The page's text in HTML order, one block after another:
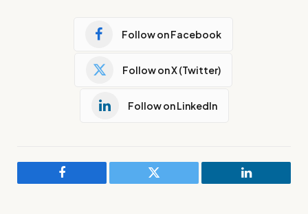
Follow on Facebook
Follow on X (Twitter)
Follow on LinkedIn
Facebook Twitter LinkedIn